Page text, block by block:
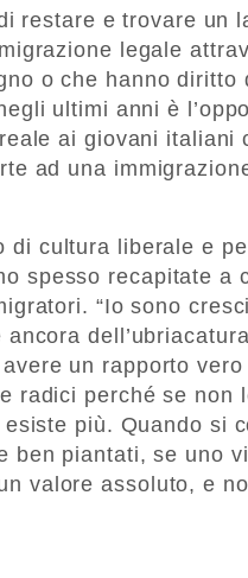
restare e trovare un
legale
o che hanno
ultimi anni è
ai giovani italiani
ad una
di cultura liberale e
spesso recapitate a
“Io sono
un rapporto
radici perché se
più. Quando si
ben piantati, se uno
valore assoluto, e